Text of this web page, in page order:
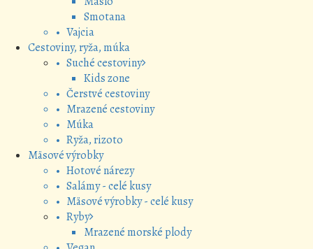
Smotana
• Vajcia
Cestoviny, ryža, múka
• Suché cestoviny
Kids zone
• Čerstvé cestoviny
• Mrazené cestoviny
• Múka
• Ryža, rizoto
Mäsové výrobky
• Hotové nárezy
• Salámy - celé kusy
• Mäsové výrobky - celé kusy
• Ryby
Mrazené morské plody